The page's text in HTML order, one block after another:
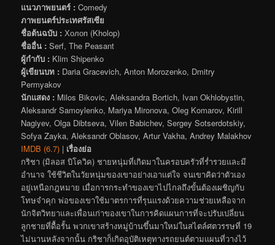
แนวภาพยนตร์ : Comedy
ภาพยนตร์ประเทศรัสเซีย
ชื่อต้นฉบับ : Холоп (Kholop)
ชื่ออื่น : Serf, The Peasant
ผู้กำกับ : Klim Shipenko
ผู้เขียนบท : Daria Gracevich, Anton Morozenko, Dmitry
Permyakov
นักแสดง : Milos Bikovic, Aleksandra Bortich, Ivan Okhlobystin,
Aleksandr Samoylenko, Mariya Mironova, Oleg Komarov, Kirill
Nagiyev, Olga Dibtseva, Vilen Babichev, Sergey Sotserdotskiy,
Sofya Zayka, Aleksandr Oblasov, Artur Vakha, Andrey Malakhov
IMDB (6.7) | เรื่องย่อ
กริชา (มิลอส บิโควิค) ชายหนุ่มที่เกิดมาในครอบครัวที่ร่ำรวยและมี
อำนาจ ใช้ชีวิตในวัยหนุ่มของเขาอย่างเอาแต่ใจ จนเขาคิดว่าตัวเอง
อยู่เหนือกฎหมาย เมื่อการกระทำของเขาไปไกลถึงขั้นต้องเผชิญกับ
โทษจำคุก พ่อของเขาใช้มาตรการที่รุนแรงด้วยความช่วยเหลือจาก
นักจิตวิทยาและเพื่อนเก่าของเขาในการคิดแผนการที่จะปรับเปลี่ยน
ลูกชายที่ดื้อรั้น พวกเขาสร้างหมู่บ้านขึ้นมาใหม่ในสไตล์ศตวรรษที่ 19
ไม่นานหลังจากนั้น กริชาก็เกิดอุบัติเหตุทางรถยนต์ตามแผนที่วางไว้